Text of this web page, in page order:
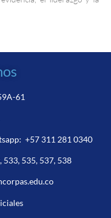
61
+57 311 281 0340
535, 537, 538